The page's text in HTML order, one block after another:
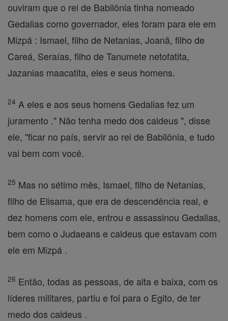
ouviram que o rei de Babilônia tinha nomeado
Gedalias como governador, eles foram para ele em
Mizpá : Ismael, filho de Netanias, Joanã, filho de
Careá, Seraías, filho de Tanumete netofatita,
Jazanias maacatita, eles e seus homens.
24 A eles e aos seus homens Gedalias fez um
juramento ." Não tenha medo dos caldeus ", disse
ele, "ficar no país, servir ao rei de Babilônia, e tudo
vai bem com você.
25 Mas no sétimo mês, Ismael, filho de Netanias,
filho de Elisama, que era de descendência real, e
dez homens com ele, entrou e assassinou Gedalias,
bem como o Judaeans e caldeus que estavam com
ele em Mizpá .
26 Então, todas as pessoas, de alta e baixa, com os
líderes militares, partiu e foi para o Egito, de ter
medo dos caldeus .